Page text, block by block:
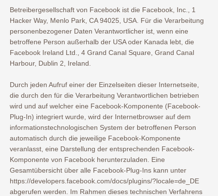
Betreibergesellschaft von Facebook ist die Facebook, Inc., 1
Hacker Way, Menlo Park, CA 94025, USA. Für die Verarbeitung
personenbezogener Daten Verantwortlicher ist, wenn eine
betroffene Person außerhalb der USA oder Kanada lebt, die
Facebook Ireland Ltd., 4 Grand Canal Square, Grand Canal
Harbour, Dublin 2, Ireland.
Durch jeden Aufruf einer der Einzelseiten dieser Internetseite,
die durch den für die Verarbeitung Verantwortlichen betrieben
wird und auf welcher eine Facebook-Komponente (Facebook-
Plug-In) integriert wurde, wird der Internetbrowser auf dem
informationstechnologischen System der betroffenen Person
automatisch durch die jeweilige Facebook-Komponente
veranlasst, eine Darstellung der entsprechenden Facebook-
Komponente von Facebook herunterzuladen. Eine
Gesamtübersicht über alle Facebook-Plug-Ins kann unter
https://developers.facebook.com/docs/plugins/?locale=de_DE
abgerufen werden. Im Rahmen dieses technischen Verfahrens